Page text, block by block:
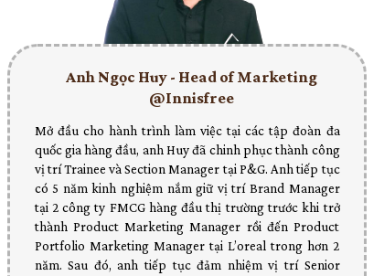
Mở đầu cho hành trình làm việc tại các tập đoàn đa
quốc gia hàng đầu, anh Huy đã chinh phục thành công
vị trí Trainee và Section Manager tại P&G. Anh tiếp tục
có 5 năm kinh nghiệm nắm giữ vị trí Brand Manager
tại 2 công ty FMCG hàng đầu thị trường trước khi trở
thành Product Marketing Manager rồi đến Product
Portfolio Marketing Manager tại L’oreal trong hơn 2
năm. Sau đó, anh tiếp tục đảm nhiệm vị trí Senior
Anh Ngọc Huy - Head of Marketing
@Innisfree